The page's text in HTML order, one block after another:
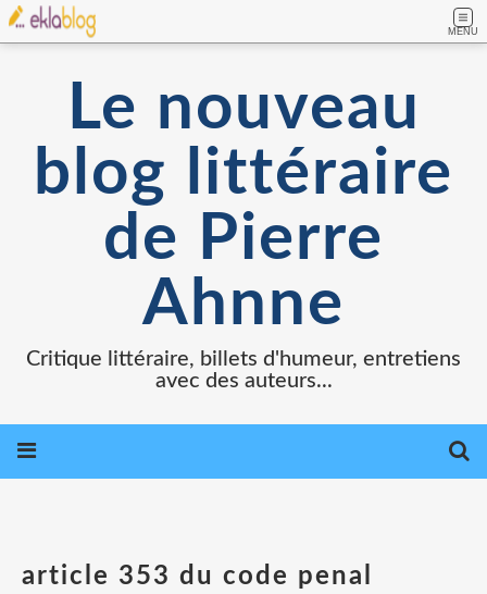
MENU
Le nouveau
blog littéraire
de Pierre
Ahnne
Critique littéraire, billets d'humeur, entretiens
avec des auteurs...
article 353 du code penal